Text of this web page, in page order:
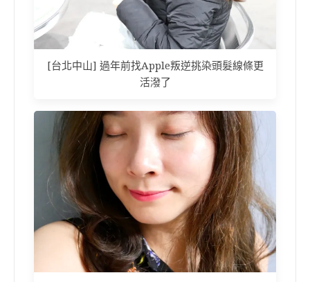
[台北中山] 過年前找Apple叛逆挑染頭髮線條更
活潑了